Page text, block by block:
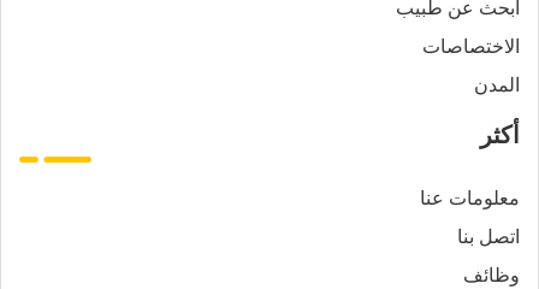
ابحث عن طبيب
الاختصاصات
المدن
أكثر
معلومات عنا
اتصل بنا
وظائف